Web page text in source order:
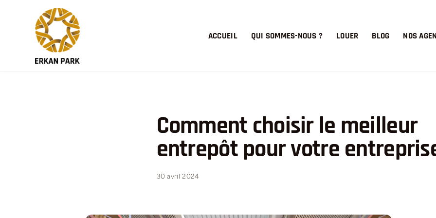
ACCUEIL QUI SOMMES-NOUS ? LOUER BLOG NOS
Comment choisir le meilleur
entrepôt pour votre
30 avril 2024